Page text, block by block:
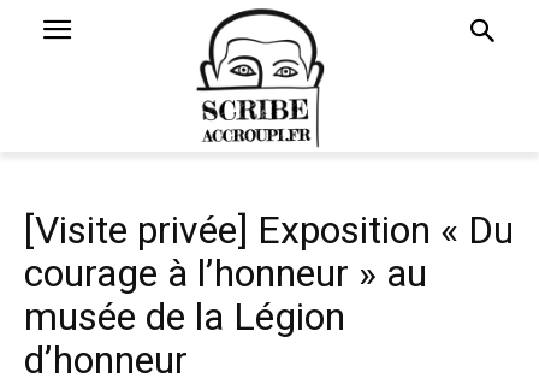
[Visite privée] Exposition « Du
courage à l’honneur » au
musée de la Légion
d’honneur